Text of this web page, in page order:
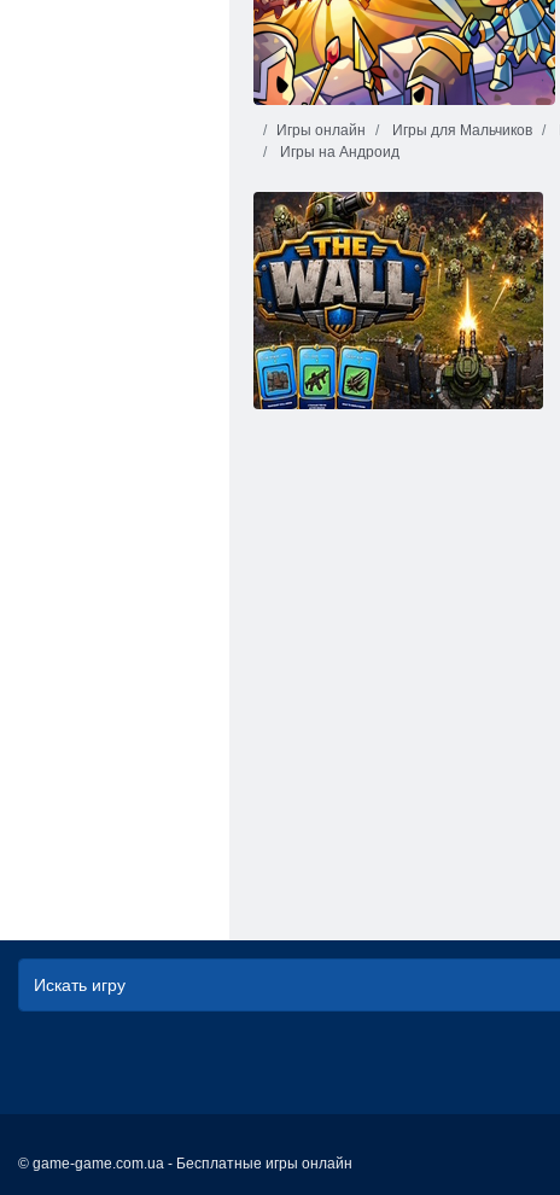
Башни защиты Кротовое королевство
Симулятор короля
Игры онлайн Игры для Мальчиков
Игры на Андроид
© game-game.com.ua - Бесплатные игры онлайн